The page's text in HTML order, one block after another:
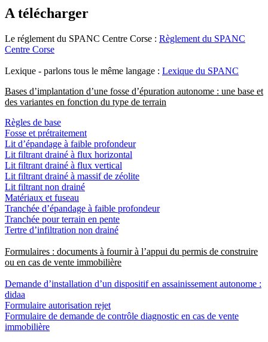
A télécharger
Le réglement du SPANC Centre Corse : Règlement du SPANC
Centre Corse
Lexique - parlons tous le même langage : Lexique du SPANC
Bases d’implantation d’une fosse d’épuration autonome : une base et
des variantes en fonction du type de terrain
Règles de base
Fosse et prétraitement
Lit d’épandage à faible profondeur
Lit filtrant drainé à flux horizontal
Lit filtrant drainé à flux vertical
Lit filtrant drainé à massif de zéolite
Lit filtrant non drainé
Matériaux et fuseau
Tranchée d’épandage à faible profondeur
Tranchée pour terrain en pente
Tertre d’infiltration non drainé
Formulaires : documents à fournir à l’appui du permis de construire
ou en cas de vente immobilière
Demande d’installation d’un dispositif en assainissement autonome :
didaa
Formulaire autorisation rejet
Formulaire de demande de contrôle diagnostic en cas de vente
immobilière